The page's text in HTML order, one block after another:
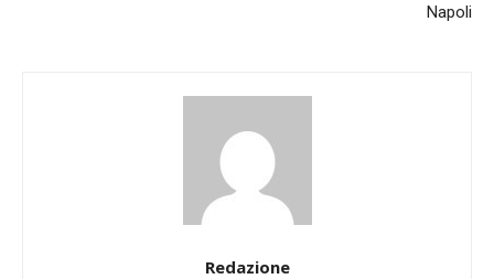
Napoli
Redazione